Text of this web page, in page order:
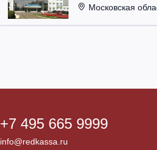
Московская
+7 495 665 9999
info@redkassa.ru